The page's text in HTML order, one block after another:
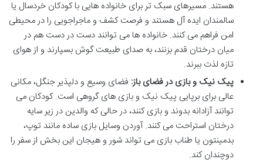
هستند. مسیرهای سبک تر برای خانواده هایی با کودکان خردسال یا
سالمندان ایده آل هستند و فرصت کشف و ماجراجویی را در محیطی
امن فراهم می کنند. خانواده ها می توانند دست در دست هم در
میان درختان قدم بزنند، به صدای طبیعت گوش بسپارند و از هوای
تازه لذت ببرند.
پیک نیک و بازی در فضای باز: فضای وسیع و دلپذیر جنگل، مکانی
عالی برای برپایی پیک نیک و بازی های گروهی است. کودکان می
توانند آزادانه بدوند و بازی کنند، در حالی که والدین در زیر سایه
درختان استراحت می کنند. آوردن وسایل بازی ساده مانند توپ،
بدمینتون یا طناب بازی می تواند شور و هیجان این بخش از سفر را
دوچندان کند.